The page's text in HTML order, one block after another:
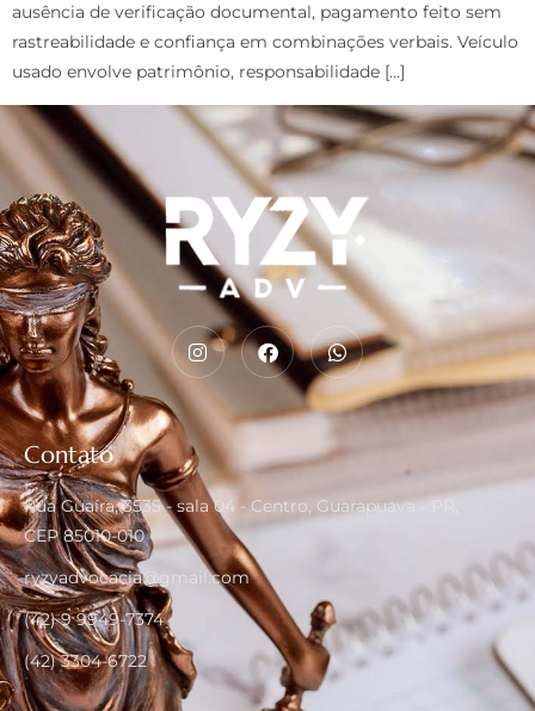
ausência de verificação documental, pagamento feito sem
rastreabilidade e confiança em combinações verbais. Veículo
usado envolve patrimônio, responsabilidade […]
Contato
Rua Guaíra, 3535 - sala 04 - Centro, Guarapuava - PR,
CEP 85010-010
ryzyadvocacia@gmail.com
(42) 9 9949-7374
(42) 3304-6722